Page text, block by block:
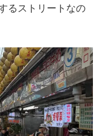
るストリートなの